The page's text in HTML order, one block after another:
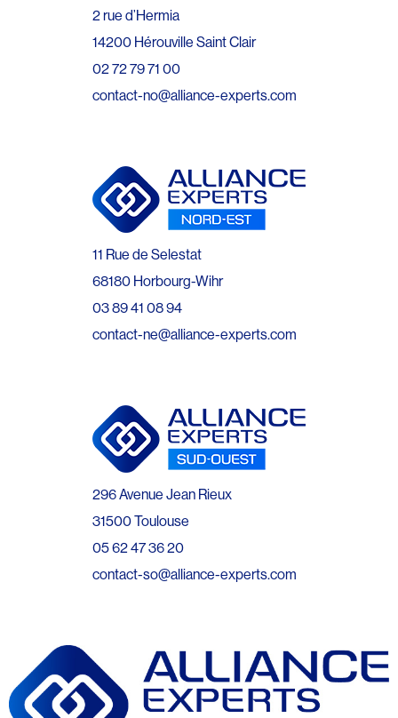
2 rue d’Hermia
14200 Hérouville Saint Clair
02 72 79 71 00
contact-no@alliance-experts.com
11 Rue de Selestat
68180 Horbourg-Wihr
03 89 41 08 94
contact-ne@alliance-experts.com
296 Avenue Jean Rieux
31500 Toulouse
05 62 47 36 20
contact-so@alliance-experts.com